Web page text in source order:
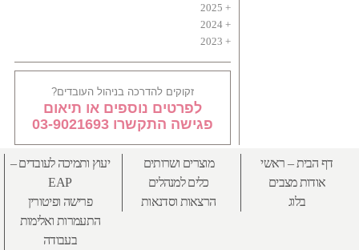
2025
2024
2023
זקוקים להדרכה בניהול העובדים?
לפרטים נוספים או תיאום
פגישה התקשרו 03-9021693
דף הבית – ראשי
אודות מצבים
בלוג
מוצרים ושרותים
כלים למנהלים
הרצאות וסדנאות
יעוץ ותמיכה לעובדים –
EAP
פרישה ופיטורין
התעמרות ואלימות
בעבודה